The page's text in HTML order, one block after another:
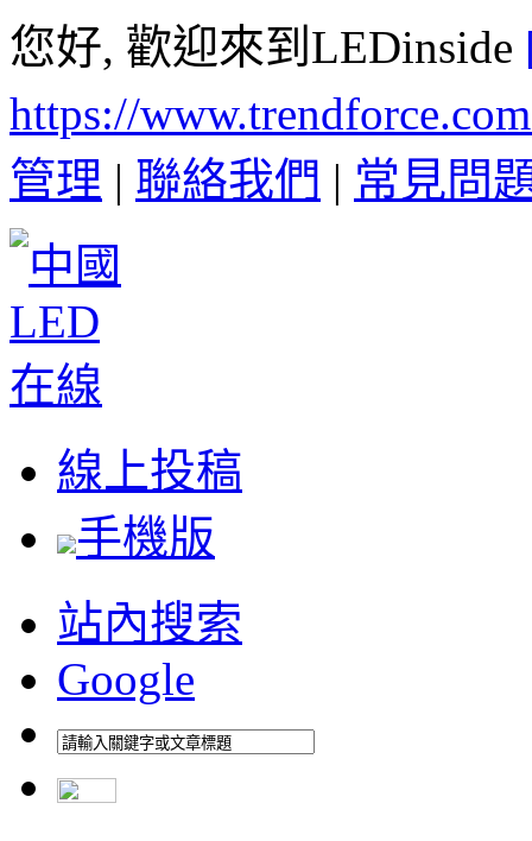
您好, 歡迎來到LEDinside
https://
管理 | 聯絡我們 | 常見問
線上投稿
手機版
站內搜索
Google